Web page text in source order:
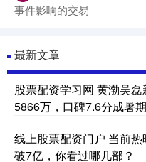
事件影响的交易
最新文章
股票配资学习网 黄渤吴
5866万，口碑7.6分成暑
线上股票配资门户 当前
破7亿，你看过哪几部？